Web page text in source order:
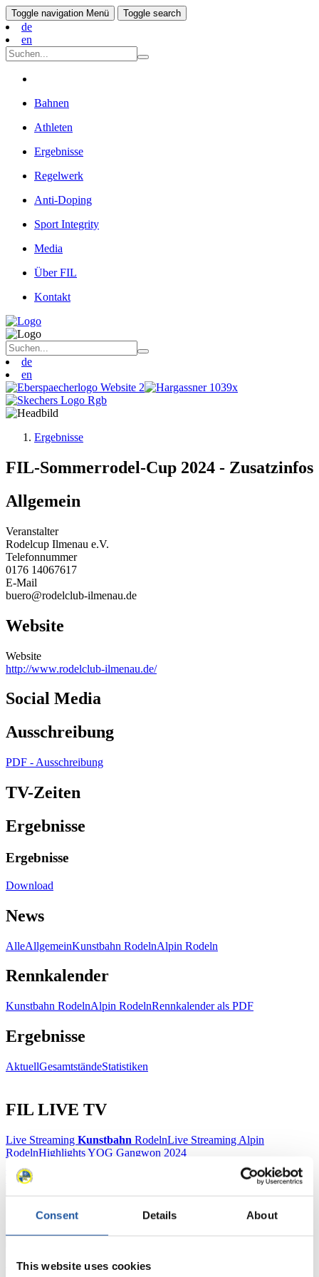
Consent Details About
This website uses cookies
Toggle navigation Menü Toggle search
de
en
Bahnen
Athleten
Ergebnisse
Regelwerk
Anti-Doping
Sport Integrity
Media
Über FIL
Kontakt
de
en
Ergebnisse
FIL-Sommerrodel-Cup 2024 - Zusatzinfos
Allgemein
Veranstalter
Rodelcup Ilmenau e.V.
Telefonnummer
0176 14067617
E-Mail
buero@rodelclub-ilmenau.de
Website
Website
http://www.rodelclub-ilmenau.de/
Social Media
Ausschreibung
PDF - Ausschreibung
TV-Zeiten
Ergebnisse
Ergebnisse
Download
News
AlleAllgemeinKunstbahn RodelnAlpin Rodeln
Rennkalender
Kunstbahn RodelnAlpin RodelnRennkalender als PDF
Ergebnisse
AktuellGesamtständeStatistiken
FIL LIVE TV
Live Streaming Kunstbahn RodelnLive Streaming Alpin
RodelnHighlights YOG Gangwon 2024
Ergebnis-Live-Ticker Kunstbahn
Tippspiel
Für Presse- und Medienvertreter